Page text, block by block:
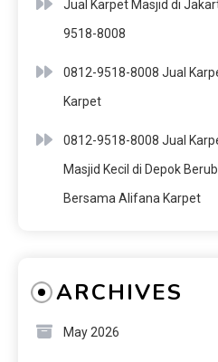
Jual Karpet Masjid di
9518-8008
0812-9518-8008 Jual
Karpet
0812-9518-8008 Jual
Masjid Kecil di Depok
Bersama Alifana Karpet
ARCHIVES
May 2026